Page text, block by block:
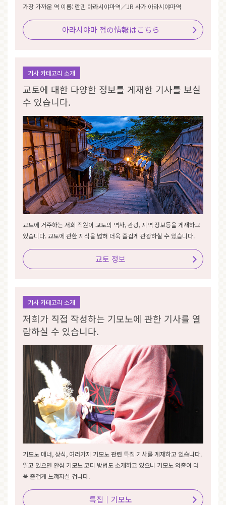
가장 가까운 역 이름: 란덴 아라시야마역／JR 사가 아라시야마역
아라시야마 점の情報はこちら
기사 카테고리 소개
교토에 대한 다양한 정보를 게재한 기사를 보실
수 있습니다.
교토에 거주하는 저희 직원이 교토의 역사, 관광, 지역 정보등을 게재하고
있습니다. 교토에 관한 지식을 넓혀 더욱 즐겁게 관광하실 수 있습니다.
교토 정보
기사 카테고리 소개
저희가 직접 작성하는 기모노에 관한 기사를 열
람하실 수 있습니다.
기모노 매너, 상식, 여러가지 기모노 관련 특집 기사를 게재하고 있습니다.
알고 있으면 안심 기모노 코디 방법도 소개하고 있으니 기모노 외출이 더
욱 즐겁게 느껴지실 겁니다.
특집｜기모노